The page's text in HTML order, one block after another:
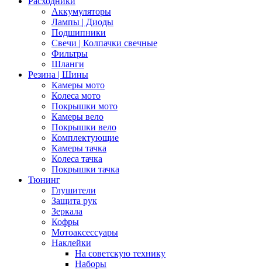
Аккумуляторы
Лампы | Диоды
Подшипники
Свечи | Колпачки свечные
Фильтры
Шланги
Резина | Шины
Камеры мото
Колеса мото
Покрышки мото
Камеры вело
Покрышки вело
Комплектующие
Камеры тачка
Колеса тачка
Покрышки тачка
Тюнинг
Глушители
Защита рук
Зеркала
Кофры
Мотоаксессуары
Наклейки
На советскую технику
Наборы